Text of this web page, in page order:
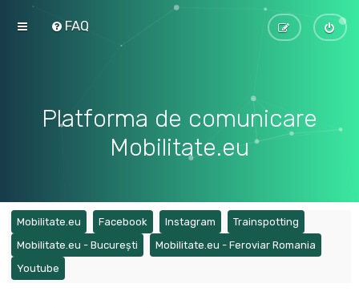
FAQ
Platforma de comunicare
Mobilitate.eu
Mobilitate.eu (Opens a new tab)
Facebook (Opens a new tab)
Instagram (Opens a new tab)
Trainspotting
Mobilitate.eu - București (Opens a new tab)
Mobilitate.eu - Feroviar Romania
Youtube